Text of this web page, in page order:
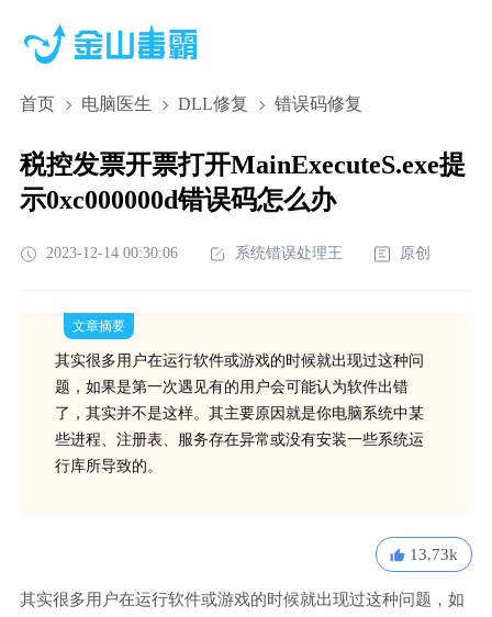
首页 电脑医生 DLL修复 错误码修复
税控发票开票打开MainExecuteS.exe提
示0xc000000d错误码怎么办
2023-12-14 00:30:06 系统错误处理王 原创
文章摘要
其实很多用户在运行软件或游戏的时候就出现过这种问
题，如果是第一次遇见有的用户会可能认为软件出错
了，其实并不是这样。其主要原因就是你电脑系统中某
些进程、注册表、服务存在异常或没有安装一些系统运
行库所导致的。
13.73k
其实很多用户在运行软件或游戏的时候就出现过这种问题，如